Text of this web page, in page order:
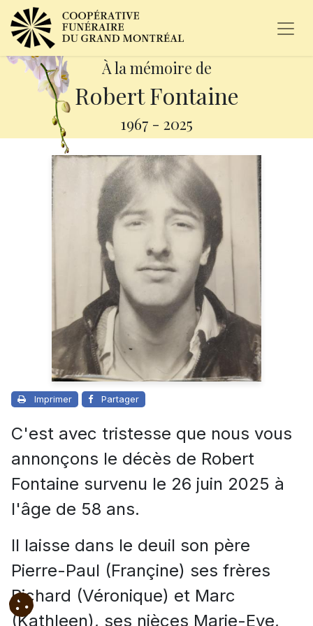
À la mémoire de
Robert Fontaine
1967 - 2025
Imprimer Partager
C'est avec tristesse que nous vous
annonçons le décès de Robert
Fontaine survenu le 26 juin 2025 à
l'âge de 58 ans.
Il laisse dans le deuil son père
Pierre-Paul (Françine) ses frères
Richard (Véronique) et Marc
(Kathleen), ses nièces Marie-Eve,